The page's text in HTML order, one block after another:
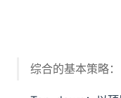
综合的基本策略：